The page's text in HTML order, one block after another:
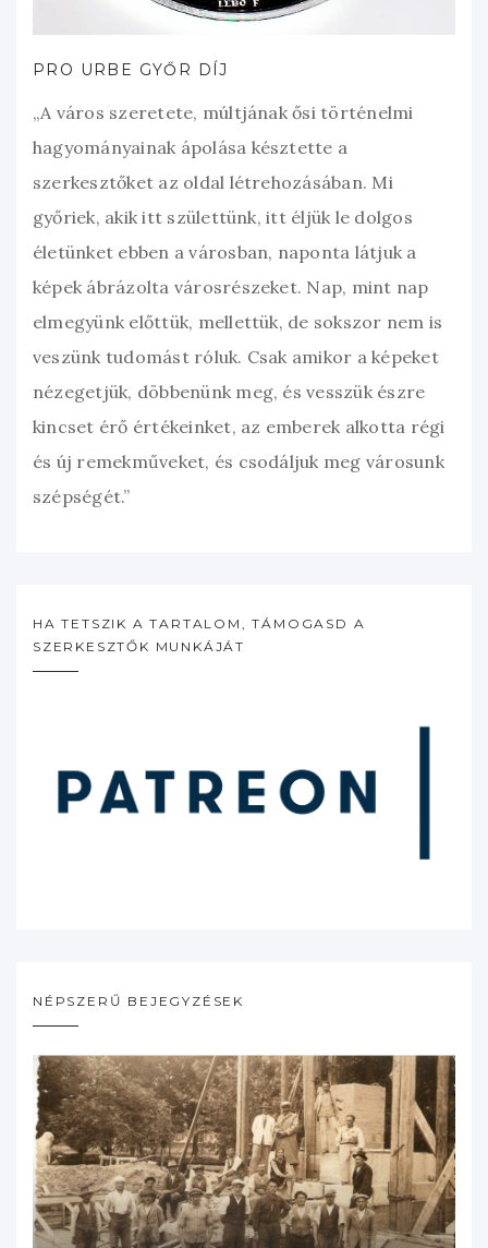
PRO URBE GYŐR DÍJ
„A város szeretete, múltjának ősi történelmi
hagyományainak ápolása késztette a
szerkesztőket az oldal létrehozásában. Mi
győriek, akik itt születtünk, itt éljük le dolgos
életünket ebben a városban, naponta látjuk a
képek ábrázolta városrészeket. Nap, mint nap
elmegyünk előttük, mellettük, de sokszor nem is
veszünk tudomást róluk. Csak amikor a képeket
nézegetjük, döbbenünk meg, és vesszük észre
kincset érő értékeinket, az emberek alkotta régi
és új remekműveket, és csodáljuk meg városunk
szépségét.”
HA TETSZIK A TARTALOM, TÁMOGASD A
SZERKESZTŐK MUNKÁJÁT
NÉPSZERŰ BEJEGYZÉSEK